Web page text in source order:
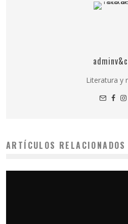
Literatura y
ARTÍCULOS RELACIONADOS